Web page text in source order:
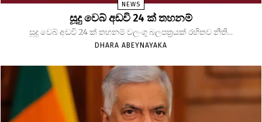
NEWS
සූදු වෙබ් අඩවි 24 ක් තහනම්
සූදු වෙබ් අඩවි 24 ක් තහනම් වලංගු බලපත්‍රයක් රහිතව නීති...
DHARA ABEYNAYAKA